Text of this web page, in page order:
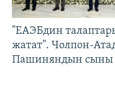
"ЕАЭБдин
жатат". Чолпон-
Пашиняндын сыны